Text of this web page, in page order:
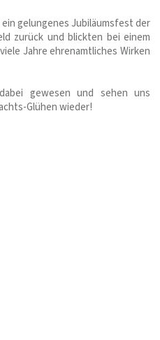
gelungenes Jubiläumsfest der
zurück und blickten bei einem
Jahre ehrenamtliches Wirken
gewesen und sehen uns
Glühen wieder!